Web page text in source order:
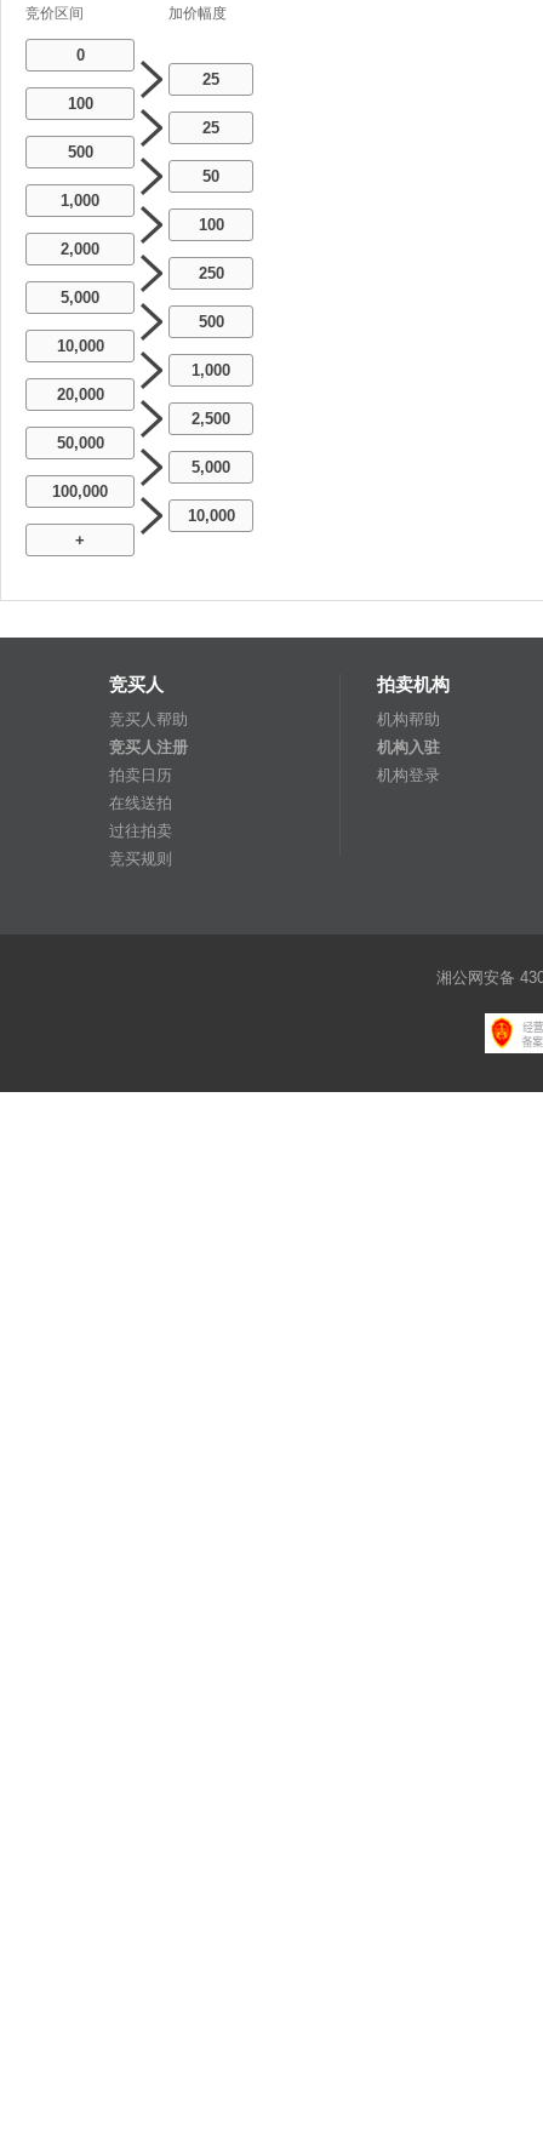
竞价区间 加价幅度
0
25
100
25
500
50
1,000
100
2,000
250
5,000
500
10,000
1,000
20,000
2,500
50,000
5,000
100,000
10,000
+
竞买人
竞买人帮助
竞买人注册
拍卖日历
在线送拍
过往拍卖
竞买规则
拍卖机构
机构帮助
机构入驻
机构登录
湘公网安备